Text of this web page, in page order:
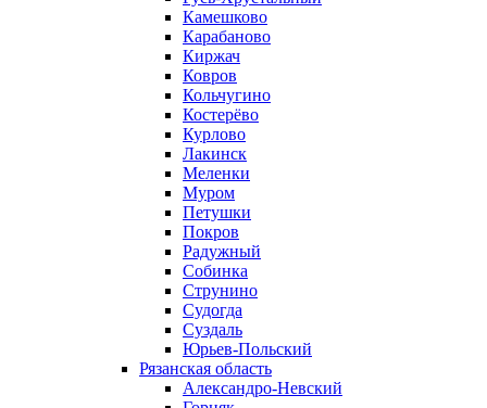
Камешково
Карабаново
Киржач
Ковров
Кольчугино
Костерёво
Курлово
Лакинск
Меленки
Муром
Петушки
Покров
Радужный
Собинка
Струнино
Судогда
Суздаль
Юрьев-Польский
Рязанская область
Александро-Невский